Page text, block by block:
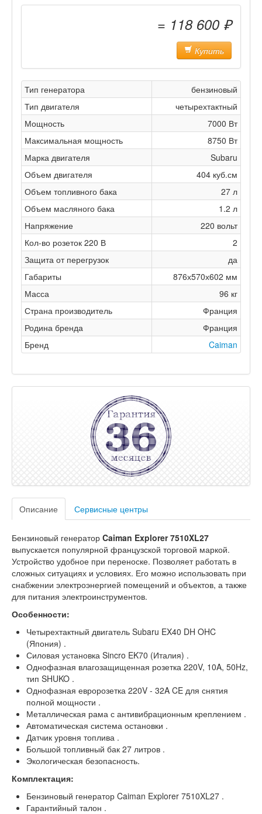
= 118 600 ₽
Купить
Тип генератора
бензиновый
Тип двигателя
четырехтактный
Мощность
7000 Вт
Максимальная мощность
8750 Вт
Марка двигателя
Subaru
Объем двигателя
404 куб.см
Объем топливного бака
27 л
Объем масляного бака
1.2 л
Напряжение
220 вольт
Кол-во розеток 220 В
2
Защита от перегрузок
да
Габариты
876х570х602 мм
Масса
96 кг
Страна производитель
Франция
Родина бренда
Франция
Бренд
Caiman
Описание Сервисные центры
Бензиновый генератор Caiman Explorer 7510XL27
выпускается популярной французской торговой маркой.
Устройство удобное при переноске. Позволяет работать в
сложных ситуациях и условиях. Его можно использовать при
снабжении электроэнергией помещений и объектов, а также
для питания электроинструментов.
Особенности:
Четырехтактный двигатель Subaru EX40 DH OHC
(Япония) .
Силовая установка Sincro EK70 (Италия) .
Однофазная влагозащищенная розетка 220V, 10A, 50Hz,
тип SHUKO .
Однофазная евророзетка 220V - 32A CE для снятия
полной мощности .
Металлическая рама с антивибрационным креплением .
Автоматическая система остановки .
Датчик уровня топлива .
Большой топливный бак 27 литров .
Экологическая безопасность.
Комплектация:
Бензиновый генератор Caiman Explorer 7510XL27 .
Гарантийный талон .